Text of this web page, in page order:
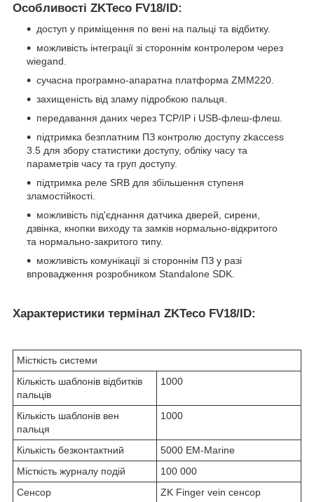
Особливості ZKTeco FV18/ID:
доступ у приміщення по вені на пальці та відбитку.
можливість інтеграції зі стороннім контролером через
wiegand.
сучасна програмно-апаратна платформа ZMM220.
захищеність від зламу підробкою пальця.
передавання даних через TCP/IP і USB-флеш-флеш.
підтримка безплатним ПЗ контролю доступу zkaccess
3.5 для збору статистики доступу, обліку часу та
параметрів часу та груп доступу.
підтримка реле SRB для збільшення ступеня
зламостійкості.
можливість під'єднання датчика дверей, сирени,
дзвінка, кнопки виходу та замків нормально-відкритого
та нормально-закритого типу.
можливість комунікації зі стороннім ПЗ у разі
впровадження розробником Standalone SDK.
Характеристики термінал ZKTeco FV18/ID:
Місткість системи
Кількість шаблонів відбитків
пальців
1000
Кількість шаблонів вен
пальця
1000
Кількість безконтактний
5000 EM-Marine
Місткість журналу подій
100 000
Сенсор
ZK Finger vein сенсор